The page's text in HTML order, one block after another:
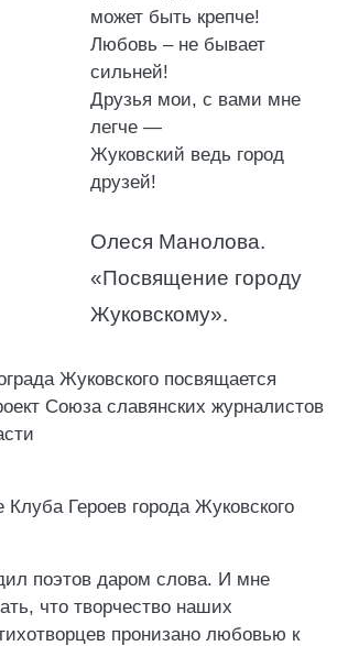
может быть крепче!
Любовь – не бывает
сильней!
Друзья мои, с вами мне
легче —
Жуковский ведь город
друзей!
Олеся Манолова.
«Посвящение городу
Жуковскому».
Жуковского посвящается
Союза славянских журналистов
Героев города Жуковского
поэтов даром слова. И мне
что творчество наших
пронизано любовью к